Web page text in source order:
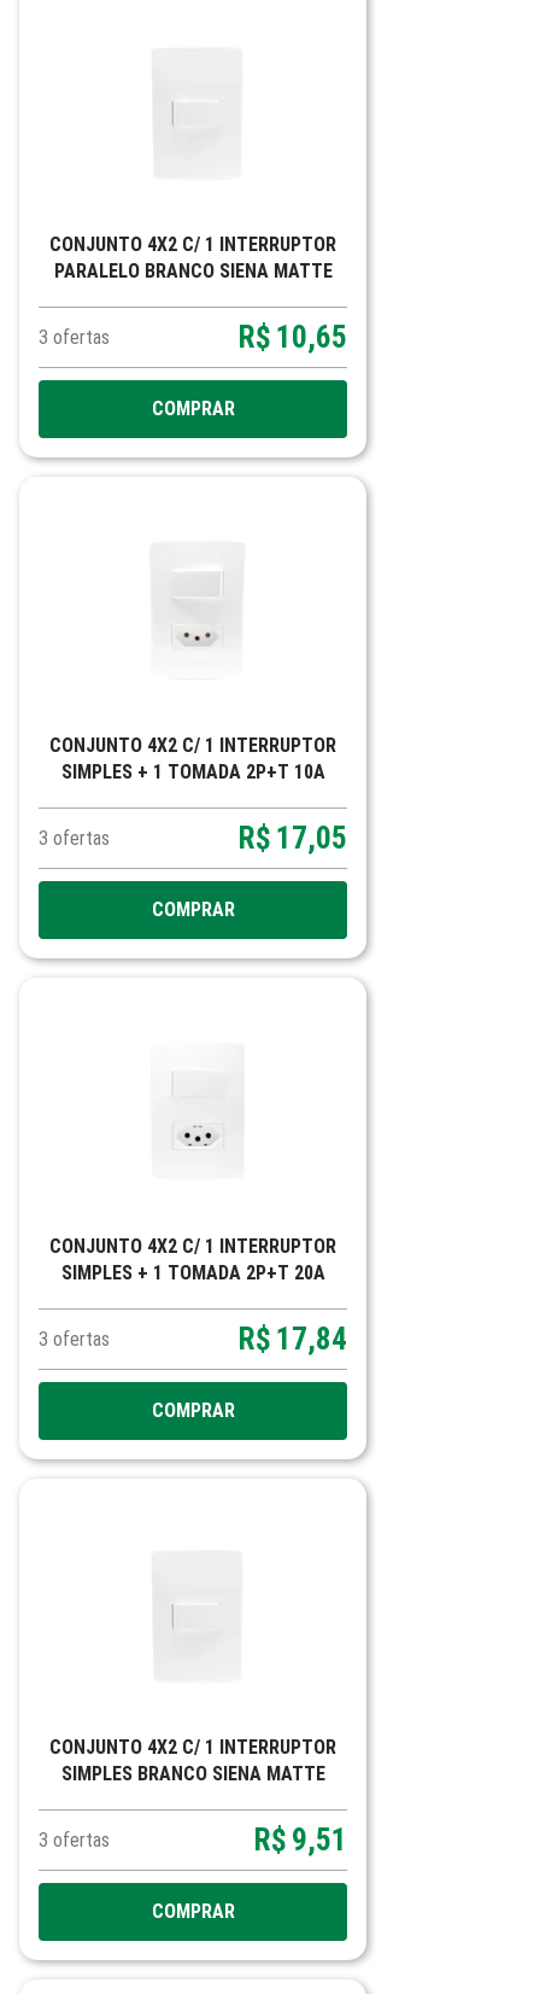
CONJUNTO 4X2 C/ 1 INTERRUPTOR
PARALELO BRANCO SIENA MATTE
3 ofertas R$ 10,65
COMPRAR
CONJUNTO 4X2 C/ 1 INTERRUPTOR
SIMPLES + 1 TOMADA 2P+T 10A
3 ofertas R$ 17,05
COMPRAR
CONJUNTO 4X2 C/ 1 INTERRUPTOR
SIMPLES + 1 TOMADA 2P+T 20A
3 ofertas R$ 17,84
COMPRAR
CONJUNTO 4X2 C/ 1 INTERRUPTOR
SIMPLES BRANCO SIENA MATTE
3 ofertas R$ 9,51
COMPRAR